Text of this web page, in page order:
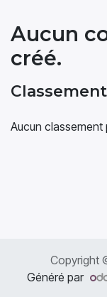
Classement
Aucun classement
Aucun
créé.
Copyright
Généré par